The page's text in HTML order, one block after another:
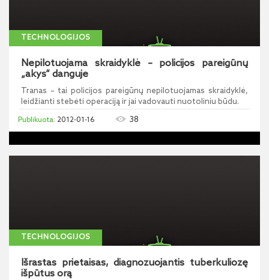
TECHNOLOGIJOS
Nepilotuojama skraidyklė – policijos pareigūnų
„akys“ danguje
Tranas – tai policijos pareigūnų nepilotuojamas skraidyklė,
leidžianti stebėti operaciją ir jai vadovauti nuotoliniu būdu.
2012-01-16 38
TECHNOLOGIJOS
Išrastas prietaisas, diagnozuojantis tuberkuliozę
išpūtus orą